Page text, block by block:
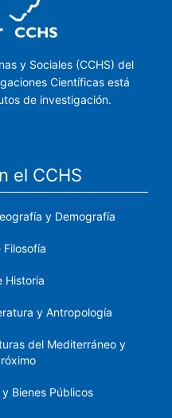
y Sociales (CCHS) del
Científicas está
de investigación.
el CCHS
y Demografía
Historia
y Antropología
del Mediterráneo y
Bienes Públicos